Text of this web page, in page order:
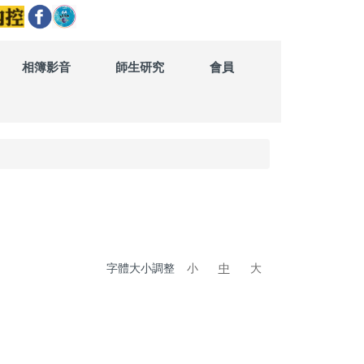
相簿影音 師生研究 會員
字體大小調整 小 中
大